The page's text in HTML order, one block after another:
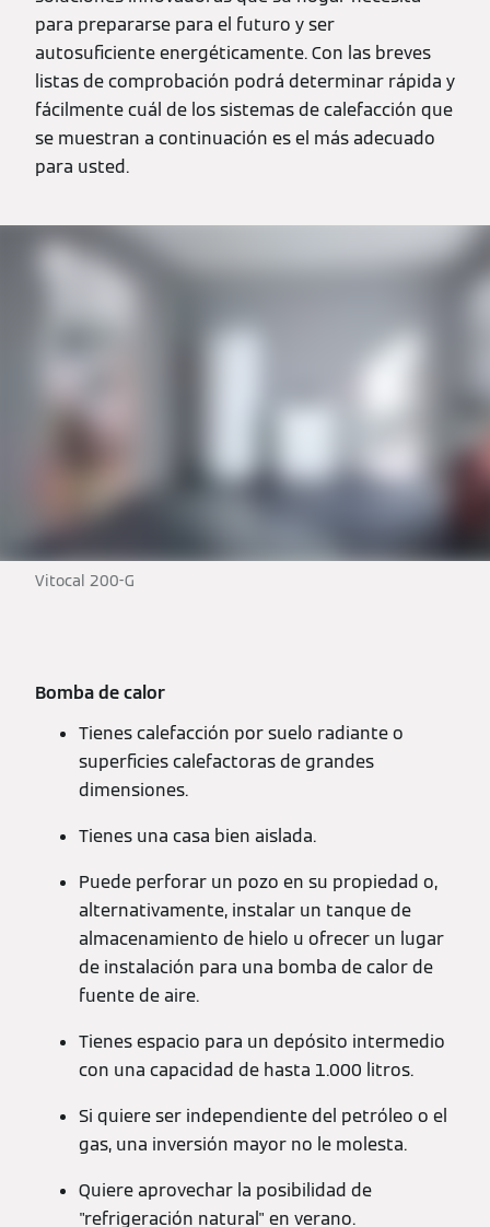
para prepararse para el futuro y ser
autosuficiente energéticamente. Con las breves
listas de comprobación podrá determinar rápida y
fácilmente cuál de los sistemas de calefacción que
se muestran a continuación es el más adecuado
para usted.
Vitocal 200-G
Bomba de calor
Tienes calefacción por suelo radiante o
superficies calefactoras de grandes
dimensiones.
Tienes una casa bien aislada.
Puede perforar un pozo en su propiedad o,
alternativamente, instalar un tanque de
almacenamiento de hielo u ofrecer un lugar
de instalación para una bomba de calor de
fuente de aire.
Tienes espacio para un depósito intermedio
con una capacidad de hasta 1.000 litros.
Si quiere ser independiente del petróleo o el
gas, una inversión mayor no le molesta.
Quiere aprovechar la posibilidad de
"refrigeración natural" en verano.